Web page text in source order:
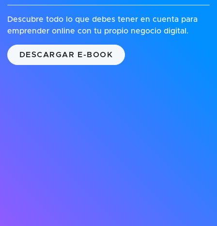
Descubre todo lo que debes tener en cuenta para
emprender online con tu propio negocio digital.
DESCARGAR E-BOOK